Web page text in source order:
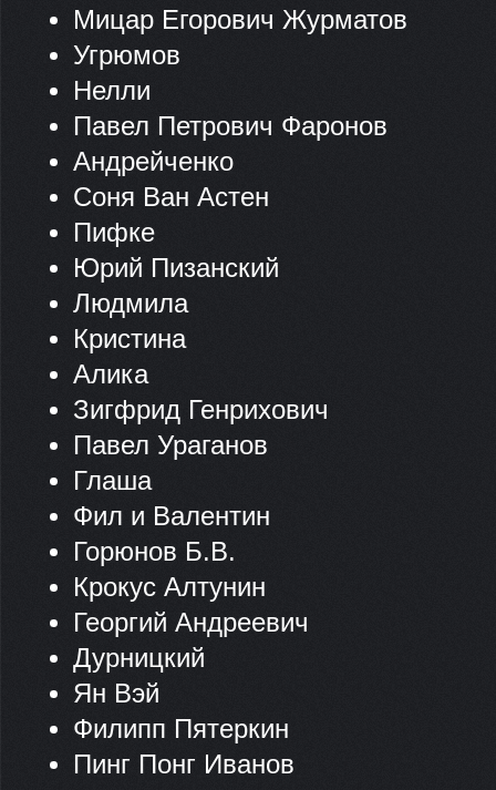
Мицар Егорович Журматов
Угрюмов
Нелли
Павел Петрович Фаронов
Андрейченко
Соня Ван Астен
Пифке
Юрий Пизанский
Людмила
Кристина
Алика
Зигфрид Генрихович
Павел Ураганов
Глаша
Фил и Валентин
Горюнов Б.В.
Крокус Алтунин
Георгий Андреевич
Дурницкий
Ян Вэй
Филипп Пятеркин
Пинг Понг Иванов